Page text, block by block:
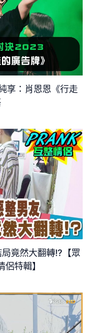
享：肖恩恩《行走
竟然大翻轉!?【眾
特輯】